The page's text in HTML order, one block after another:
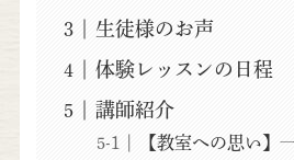
生徒様のお声
体験レッスンの日程
講師紹介
【教室への思い】